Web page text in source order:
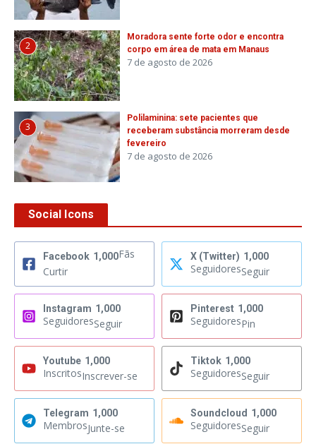
2
Moradora sente forte odor e encontra
corpo em área de mata em Manaus
7 de agosto de 2026
3
Polilaminina: sete pacientes que
receberam substância morreram desde
fevereiro
7 de agosto de 2026
Social Icons
Facebook 1,000Fãs
Curtir
X (Twitter) 1,000
SeguidoresSeguir
Instagram 1,000
SeguidoresSeguir
Pinterest 1,000
SeguidoresPin
Youtube 1,000
InscritosInscrever-se
Tiktok 1,000
SeguidoresSeguir
Telegram 1,000
MembrosJunte-se
Soundcloud 1,000
SeguidoresSeguir